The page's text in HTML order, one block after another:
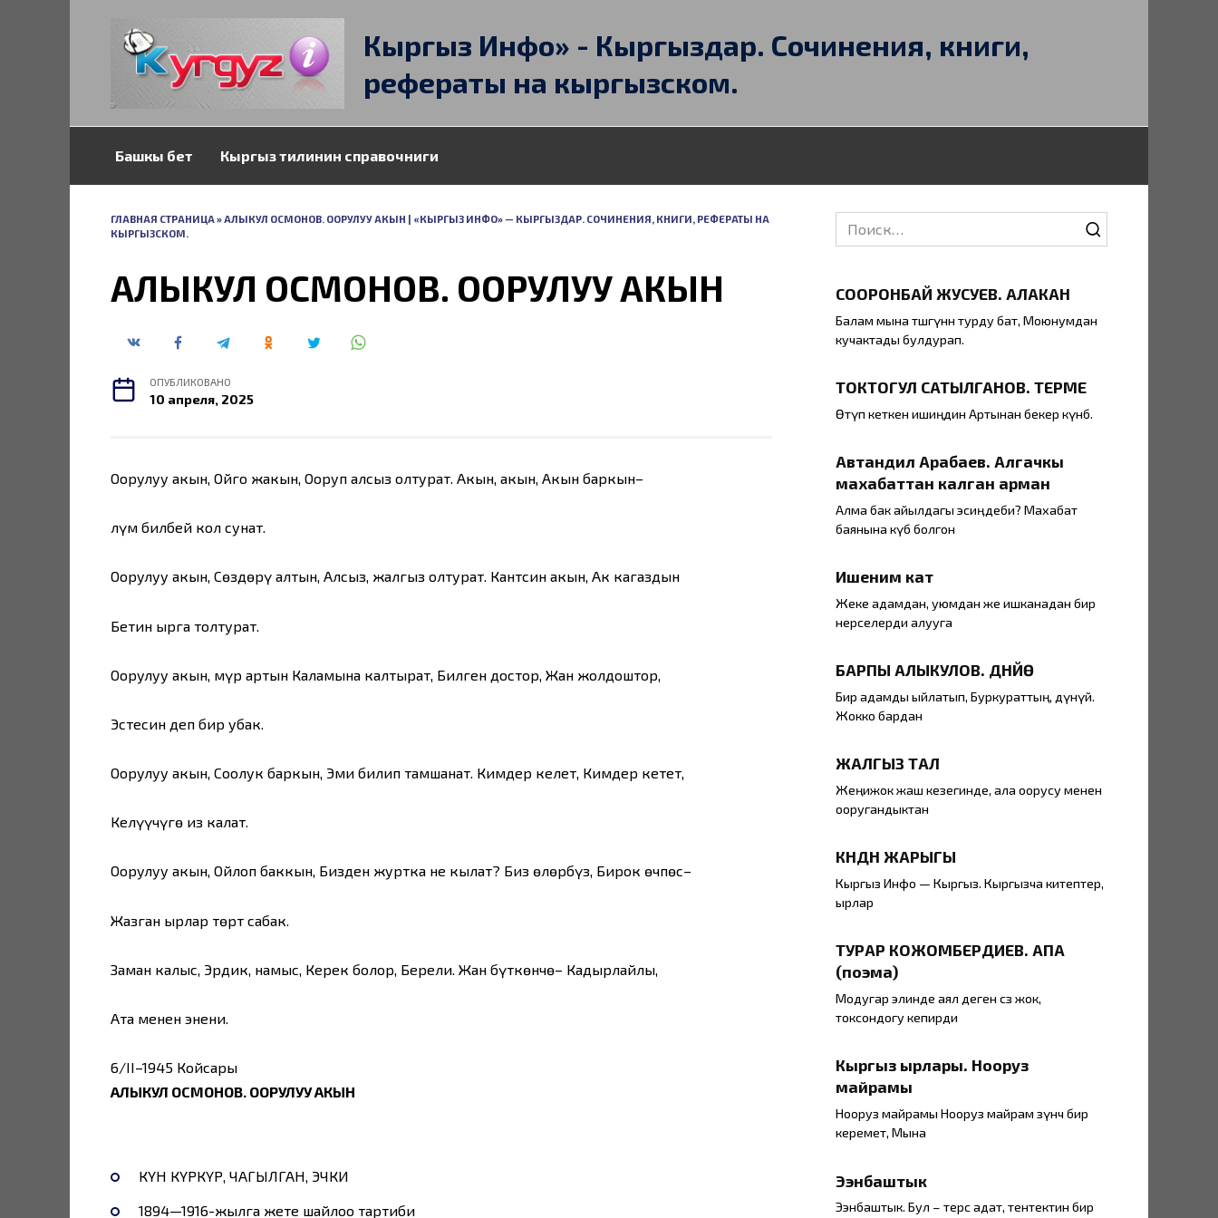
Кыргыз Инфо» - Кыргыздар. Сочинения, книги,
рефераты на кыргызском.
Башкы бет Кыргыз тилинин справочниги
ГЛАВНАЯ СТРАНИЦА»АЛЫКУЛ ОСМОНОВ. ООРУЛУУ АКЫН | «КЫРГЫЗ ИНФО» — КЫРГЫЗДАР. СОЧИНЕНИЯ, КНИГИ, РЕФЕРАТЫ НА
КЫРГЫЗСКОМ.
АЛЫКУЛ ОСМОНОВ. ООРУЛУУ АКЫН
ОПУБЛИКОВАНО
10 апреля, 2025
Оорулуу акын, Ойго жакын, Ооруп алсыз олтурат. Акын, акын, Акын баркын–
Өлүм билбей кол сунат.
Оорулуу акын, Сөздөрү алтын, Алсыз, жалгыз олтурат. Кантсин акын, Ак кагаздын
Бетин ырга толтурат.
Оорулуу акын, Өмүр артын Каламына калтырат, Билген достор, Жан жолдоштор,
Эстесин деп бир убак.
Оорулуу акын, Соолук баркын, Эми билип тамшанат. Кимдер келет, Кимдер кетет,
Келүүчүгө из калат.
Оорулуу акын, Ойлоп баккын, Бизден журтка не кылат? Биз өлөрбүз, Бирок өчпөс–
Жазган ырлар төрт сабак.
Заман калыс, Эрдик, намыс, Керек болор, Берели. Жан бүткөнчө– Кадырлайлы,
Ата менен энени.
6/II–1945 Койсары
АЛЫКУЛ ОСМОНОВ. ООРУЛУУ АКЫН
КҮН КҮРКҮРӨӨ, ЧАГЫЛГАН, ЭЧКИ
1894—1916-жылга жете шайлоо тартиби
Search
for:
СООРОНБАЙ ЖУСУЕВ. АЛАКАН
Балам мына төшөгүнөн турду бат, Моюнумдан
кучактады булдурап.
ТОКТОГУЛ САТЫЛГАНОВ. ТЕРМЕ
Өтүп кеткен ишиңдин Артынан бекер өкүнбө.
Автандил Арабаев. Алгачкы
махабаттан калган арман
Алма бак айылдагы эсиӊдеби? Махабат
баянына күбө болгон
Ишеним кат
Жеке адамдан, уюмдан же ишканадан бир
нерселерди алууга
БАРПЫ АЛЫКУЛОВ. ДҮНҮЙӨ
Бир адамды ыйлатып, Буркураттың, дүнүйө.
Жокко бардан
ЖАЛГЫЗ ТАЛ
Жеңижок жаш кезегинде, ала оорусу менен
ооругандыктан
КҮНДҮН ЖАРЫГЫ
Кыргыз Инфо — Кыргыз. Кыргызча китептер,
ырлар
ТУРАР КОЖОМБЕРДИЕВ. АПА
(поэма)
Модугар элинде аял деген сөз жок,
токсондогу кепирди
Кыргыз ырлары. Нооруз
майрамы
Нооруз майрамы Нооруз майрам өзүнчө бир
керемет, Мына
Ээнбаштык
Ээнбаштык. Бул – терс адат, тентектин бир